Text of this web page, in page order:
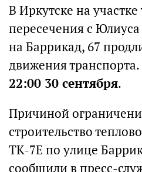
В Иркутске на
пересечения с
на Баррикад, 67
движения
22:00 30 сентября.
Причиной
строительство
ТК-7Е по улице
сообщили в пресс-